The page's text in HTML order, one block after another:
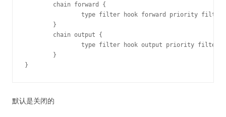
默认是关闭的